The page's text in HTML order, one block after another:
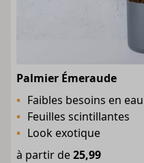
Palmier Émeraude
Faibles besoins en eau
Feuilles scintillantes
Look exotique
à partir de25,99